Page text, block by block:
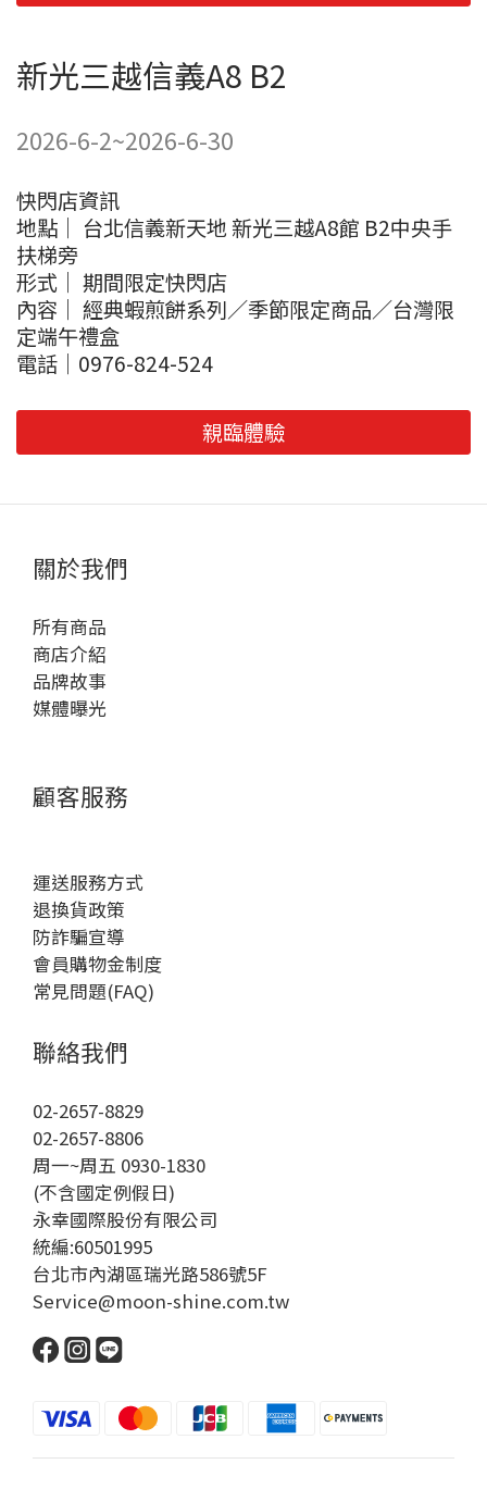
新光三越信義A8 B2
2026-6-2~2026-6-30
快閃店資訊
地點｜ 台北信義新天地 新光三越A8館 B2中央手
扶梯旁
形式｜ 期間限定快閃店
內容｜ 經典蝦煎餅系列／季節限定商品／台灣限
定端午禮盒
電話｜0976-824-524
親臨體驗
關於我們
所有商品
商店介紹
品牌故事
媒體曝光
顧客服務
運送服務方式
退換貨政策
防詐騙宣導
會員購物金制度
常見問題(FAQ)
聯絡我們
02-2657-8829
02-2657-8806
周一~周五 0930-1830
(不含國定例假日)
永幸國際股份有限公司
統編:60501995
台北市內湖區瑞光路586號5F
Service@moon-shine.com.tw